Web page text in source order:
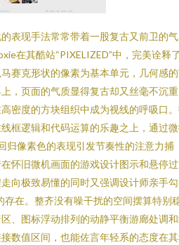
表现手法常常带着一股复古又前卫的气
在其酷站“PIXELIZED”中，完美诠释
赛克形状的像素为基本单元，几何感
，页面的气质显得复古却又丝毫不沉
密度的方块组织中成为视线的呼吸口
框逻辑和代码运算的乐趣之上，通过
归像素色的表现引发节奏性的注意力捕
怀旧微机画面的游戏设计图示和悬停
向极致易懂的同时又强调设计师亲手
在。整齐没有噪干扰的空间摆算特别
、图标浮动排列的动静平衡游廊处调
数值区间，也能佐言年轻系的态度在